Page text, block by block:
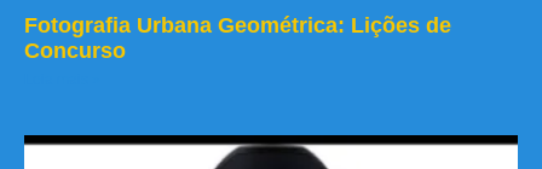
Fotografia Urbana Geométrica: Lições de
Concurso